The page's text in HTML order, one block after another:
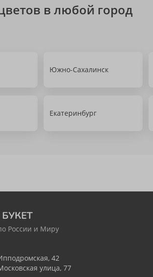
в любой город
Южно-Сахалинск
Екатеринбург
России и Миру
42
улица, 77